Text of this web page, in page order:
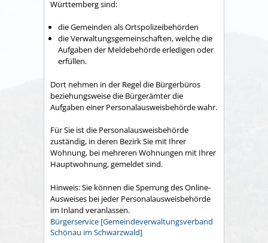
Württemberg sind:
die Gemeinden als Ortspolizeibehörden
die Verwaltungsgemeinschaften,welche die
Aufgaben der Meldebehörde erledigen oder
erfüllen.
Dort nehmen in der Regel die Bürgerbüros
beziehungsweise die Bürgerämter die
Aufgaben einer Personalausweisbehörde wahr.
Für Sie ist die Personalausweisbehörde
zuständig, in deren Bezirk Sie mit Ihrer
Wohnung, bei mehreren Wohnungen mit Ihrer
Hauptwohnung, gemeldet sind.
Hinweis: Sie können die Sperrung des Online-
Ausweises bei jeder Personalausweisbehörde
im Inland veranlassen.
Bürgerservice [Gemeindeverwaltungsverband
Schönau im Schwarzwald]